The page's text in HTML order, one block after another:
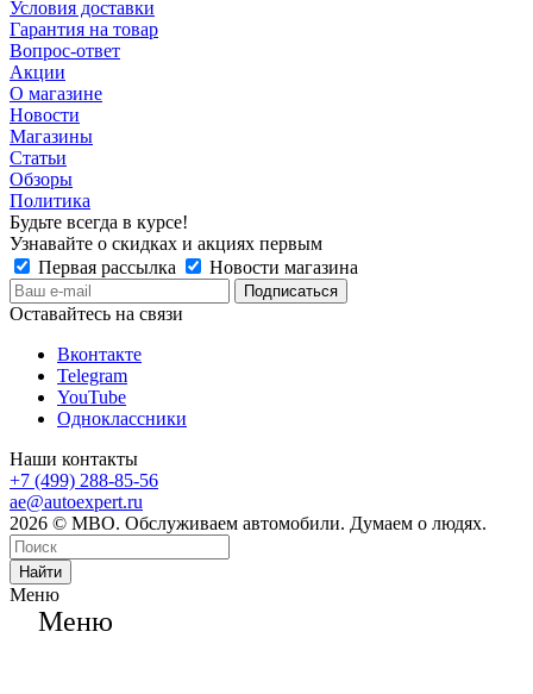
Условия доставки
Гарантия на товар
Вопрос-ответ
Акции
О магазине
Новости
Магазины
Статьи
Обзоры
Политика
Будьте всегда в курсе!
Узнавайте о скидках и акциях первым
Первая рассылка
Новости магазина
Оставайтесь на связи
Вконтакте
Telegram
YouTube
Одноклассники
Наши контакты
+7 (499) 288-85-56
ae@autoexpert.ru
2026 © МВО. Обслуживаем автомобили. Думаем о людях.
Найти
Меню
Меню